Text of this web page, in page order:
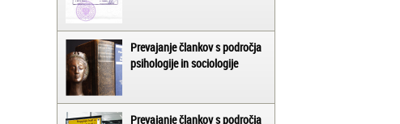
Prevajanje člankov s področja
psihologije in sociologije
Prevajanje člankov s področja